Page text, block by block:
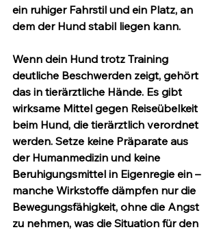
ein ruhiger Fahrstil und ein Platz, an
dem der Hund stabil liegen kann.
Wenn dein Hund trotz Training
deutliche Beschwerden zeigt, gehört
das in tierärztliche Hände. Es gibt
wirksame Mittel gegen Reiseübelkeit
beim Hund, die tierärztlich verordnet
werden. Setze keine Präparate aus
der Humanmedizin und keine
Beruhigungsmittel in Eigenregie ein –
manche Wirkstoffe dämpfen nur die
Bewegungsfähigkeit, ohne die Angst
zu nehmen, was die Situation für den